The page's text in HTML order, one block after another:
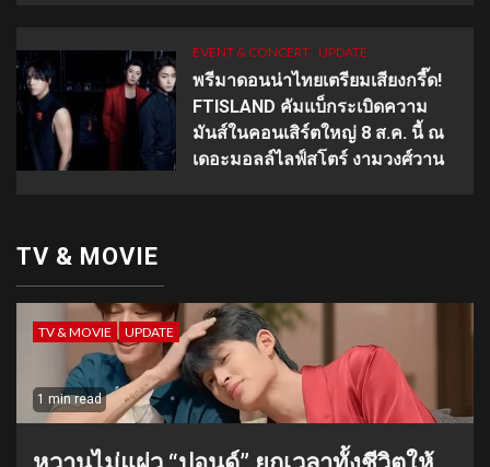
EVENT & CONCERT UPDATE
พรีมาดอนน่าไทยเตรียมเสียงกรี๊ด!
FTISLAND คัมแบ็กระเบิดความ
มันส์ในคอนเสิร์ตใหญ่ 8 ส.ค. นี้ ณ
เดอะมอลล์ไลฟ์สโตร์ งามวงศ์วาน
TV & MOVIE
TV & MOVIE UPDATE
1 min read